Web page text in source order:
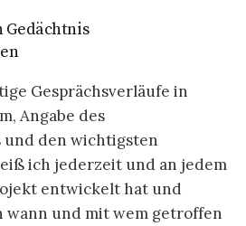
Gedächtnis
Gesprächsverläufe in
Angabe des
und den wichtigsten
ich jederzeit und an jedem
entwickelt hat und
wann und mit wem getroffen